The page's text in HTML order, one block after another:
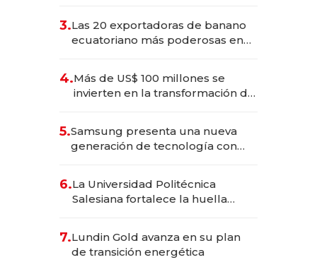
3.Las 20 exportadoras de banano
ecuatoriano más poderosas en
4.Más de US$ 100 millones se
invierten en la transformación de
5.Samsung presenta una nueva
generación de tecnología con
6.La Universidad Politécnica
Salesiana fortalece la huella
7.Lundin Gold avanza en su plan
de transición energética